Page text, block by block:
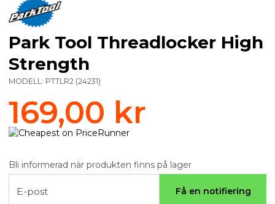
Park Tool Threadlocker High
Strength
MODELL: PTTLR2 (24231)
169,00 kr
Bli informerad när produkten finns på lager
E-post Få en notifiering